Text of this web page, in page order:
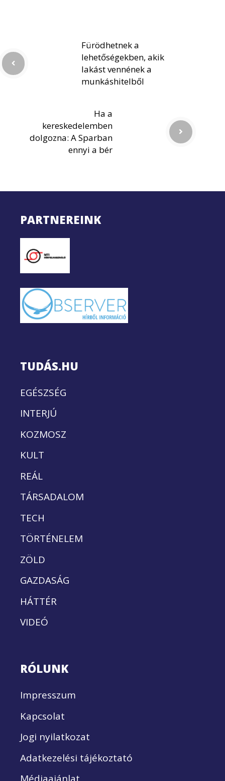
Fürödhetnek a
lehetőségekben, akik
lakást vennének a
munkáshitelből
Ha a
kereskedelemben
dolgozna: A Sparban
ennyi a bér
PARTNEREINK
TUDÁS.HU
EGÉSZSÉG
INTERJÚ
KOZMOSZ
KULT
REÁL
TÁRSADALOM
TECH
TÖRTÉNELEM
ZÖLD
GAZDASÁG
HÁTTÉR
VIDEÓ
RÓLUNK
Impresszum
Kapcsolat
Jogi nyilatkozat
Adatkezelési tájékoztató